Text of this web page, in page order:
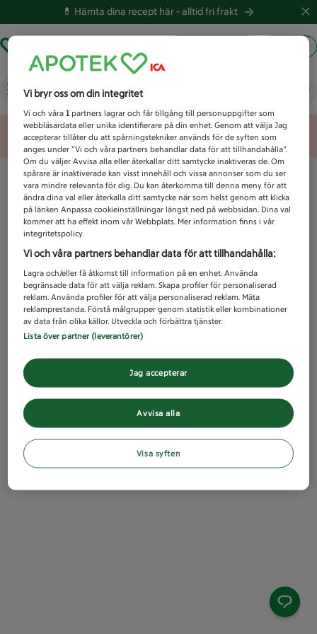
💊 Hämta dina recept här -alltid fri frakt
Vad letar du efter idag?
Unknown error
Vi bryr oss om din integritet
Vi och våra1 partners lagrar och får tillgång till personuppgifter som
webbläsardata eller unika identifierare på din enhet. Genom att välja Jag
accepterar tillåter du att spårningstekniker används för de syften som
anges under ”Vi och våra partners behandlar data för att tillhandahålla”.
Om du väljer Avvisa alla eller återkallar ditt samtycke inaktiveras de. Om
spårare är inaktiverade kan visst innehåll och vissa annonser som du ser
vara mindre relevanta för dig. Du kan återkomma till denna meny för att
ändra dina val eller återkalla ditt samtycke när som helst genom att klicka
på länken Anpassa cookieinställningar längst ned på webbsidan. Dina val
kommer att ha effekt inom vår Webbplats. Mer information finns i vår
integritetspolicy.
Vi och våra partners behandlar data för att tillhandahålla:
Lagra och/eller få åtkomst till information på en enhet. Använda
begränsade data för att välja reklam. Skapa profiler för personaliserad
reklam. Använda profiler för att välja personaliserad reklam. Mäta
reklamprestanda. Förstå målgrupper genom statistik eller kombinationer
av data från olika källor. Utveckla och förbättra tjänster.
Lista över partner (leverantörer)
Avvisa alla
Jag accepterar
Visa syften